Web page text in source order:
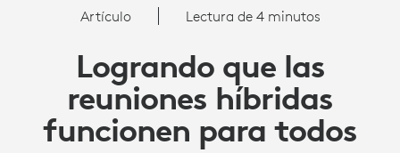
LOGITECH
PARA
EMPRESAS
Artículo Lectura de 4 minutos
Logrando que las
reuniones híbridas
funcionen para todos